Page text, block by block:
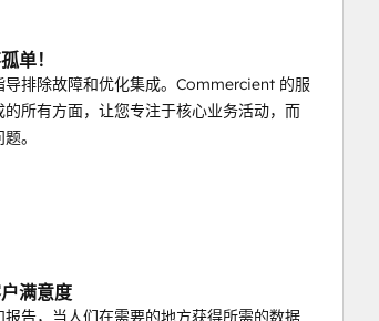
单！
排除故障和优化集成。Commercient 的服
所有方面，让您专注于核心业务活动，而
。
满意度
告，当人们在需要的地方获得所需的数据